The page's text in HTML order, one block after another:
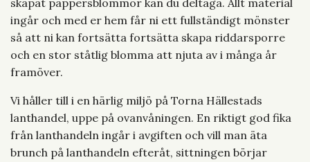
skapat pappersblommor kan du deltaga. Allt material
ingår och med er hem får ni ett fullständigt mönster
så att ni kan fortsätta fortsätta skapa riddarsporre
och en stor ståtlig blomma att njuta av i många år
framöver.
Vi håller till i en härlig miljö på Torna Hällestads
lanthandel, uppe på ovanvåningen. En riktigt god fika
från lanthandeln ingår i avgiften och vill man äta
brunch på lanthandeln efteråt, sittningen börjar